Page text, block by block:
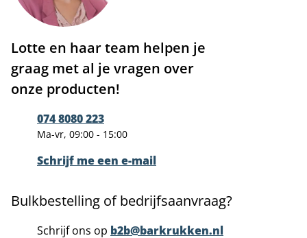
Lotte en haar team helpen je
graag met al je vragen over
onze producten!
074 8080 223
Ma-vr, 09:00 - 15:00
Schrijf me een e-mail
Bulkbestelling of bedrijfsaanvraag?
Schrijf ons op b2b@barkrukken.nl